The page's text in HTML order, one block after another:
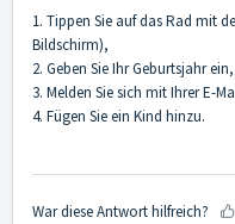
1. Tippen Sie auf das Rad mit
Bildschirm),
2. Geben Sie Ihr Geburtsjahr ein,
3. Melden Sie sich mit Ihrer E-
4. Fügen Sie ein Kind hinzu.
War diese Antwort hilfreich?